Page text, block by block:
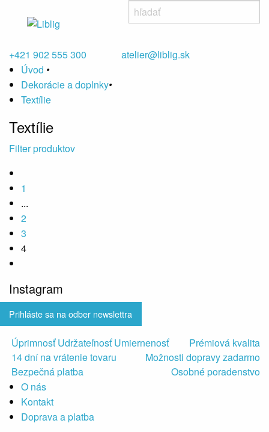
+421 902 555 300
atelier@liblig.sk
Úvod •
Dekorácie a doplnky•
Textílie
Textílie
Filter produktov
1
...
2
3
4
Instagram
Prihláste sa na odber newslettra
Úprimnosť Udržateľnosť Umiernenosť
Prémiová kvalita
14 dní na vrátenie tovaru
Možnosti dopravy zadarmo
Bezpečná platba
Osobné poradenstvo
O nás
Kontakt
Doprava a platba